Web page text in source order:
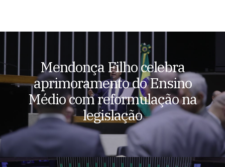
Mendonça Filho celebra
aprimoramento do Ensino
Médio com reformulação na
legislação